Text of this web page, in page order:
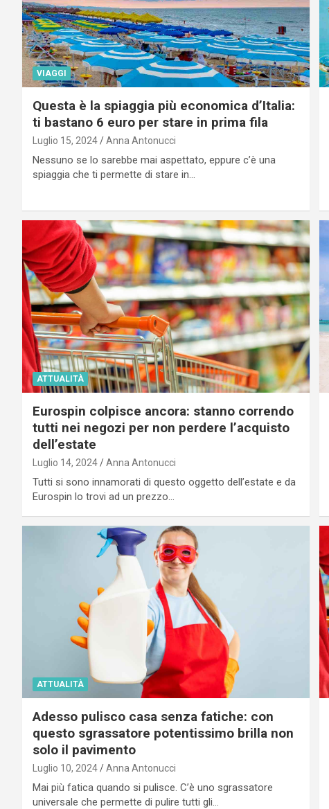
VIAGGI
Questa è la spiaggia più economica d’Italia:
ti bastano 6 euro per stare in prima fila
Luglio 15, 2024 Anna Antonucci
Nessuno se lo sarebbe mai aspettato, eppure c’è una
spiaggia che ti permette di stare in…
ATTUALITÀ
Eurospin colpisce ancora: stanno correndo
tutti nei negozi per non perdere l’acquisto
dell’estate
Luglio 14, 2024 Anna Antonucci
Tutti si sono innamorati di questo oggetto dell’estate e da
Eurospin lo trovi ad un prezzo…
ATTUALITÀ
Adesso pulisco casa senza fatiche: con
questo sgrassatore potentissimo brilla non
solo il pavimento
Luglio 10, 2024 Anna Antonucci
Mai più fatica quando si pulisce. C’è uno sgrassatore
universale che permette di pulire tutti gli…